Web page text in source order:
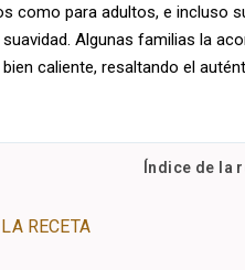
como para adultos, e incluso
Algunas familias la
caliente, resaltando el
Índice de la
RECETA